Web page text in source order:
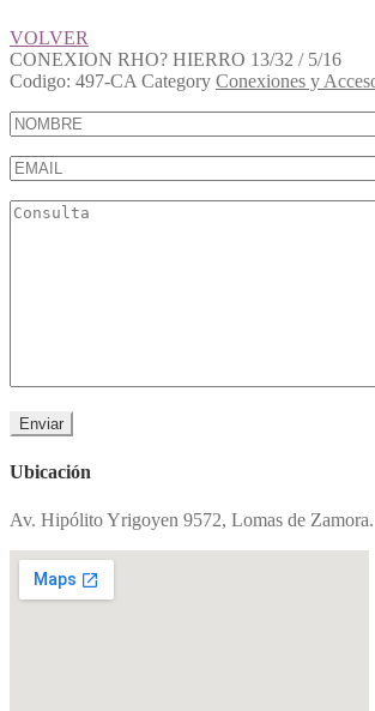
VOLVER
CONEXION RHO? HIERRO 13/32 / 5/16
Codigo: 497-CA Category Conexiones y
Ubicación
Av. Hipólito Yrigoyen 9572, Lomas de Zamora.